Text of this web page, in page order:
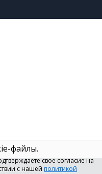
файлы.
свое согласие на
с нашей политикой
При